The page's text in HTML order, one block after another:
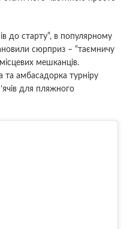
до старту”, в популярному
сюрприз – “таємничу
мешканців.
та амбасадорка турніру
для пляжного